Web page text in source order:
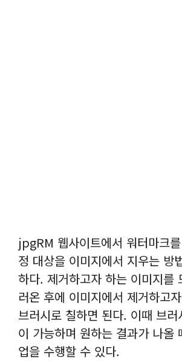
jpgRM 웹사이트에서 워터마크
정 대상을 이미지에서 지우는 방
하다. 제거하고자 하는 이미지를
러온 후에 이미지에서 제거하고
브러시로 칠하면 된다. 이때 브러
이 가능하며 원하는 결과가 나올
업을 수행할 수 있다.